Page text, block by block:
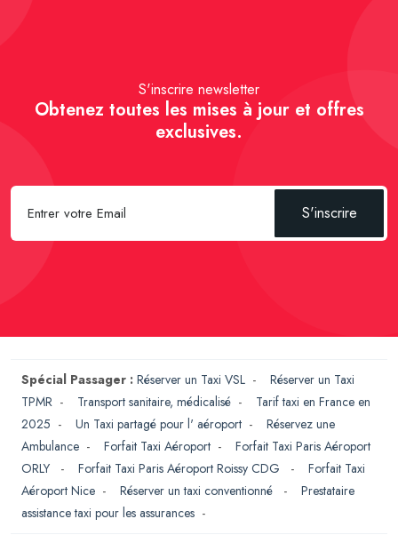
S'inscrire newsletter
Obtenez toutes les mises à jour et offres
exclusives.
S'inscrire
Spécial Passager : Réserver un Taxi VSL - Réserver un Taxi
TPMR - Transport sanitaire, médicalisé - Tarif taxi en France en
2025 - Un Taxi partagé pour l' aéroport - Réservez une
Ambulance - Forfait Taxi Aéroport - Forfait Taxi Paris Aéroport
ORLY
- Forfait Taxi Paris Aéroport Roissy CDG - Forfait Taxi
Aéroport Nice - Réserver un taxi conventionné - Prestataire
assistance taxi pour les assurances -